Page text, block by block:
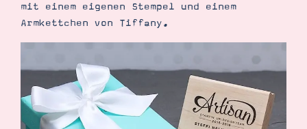
mit einem eigenen Stempel und einem
Armkettchen von Tiffany.